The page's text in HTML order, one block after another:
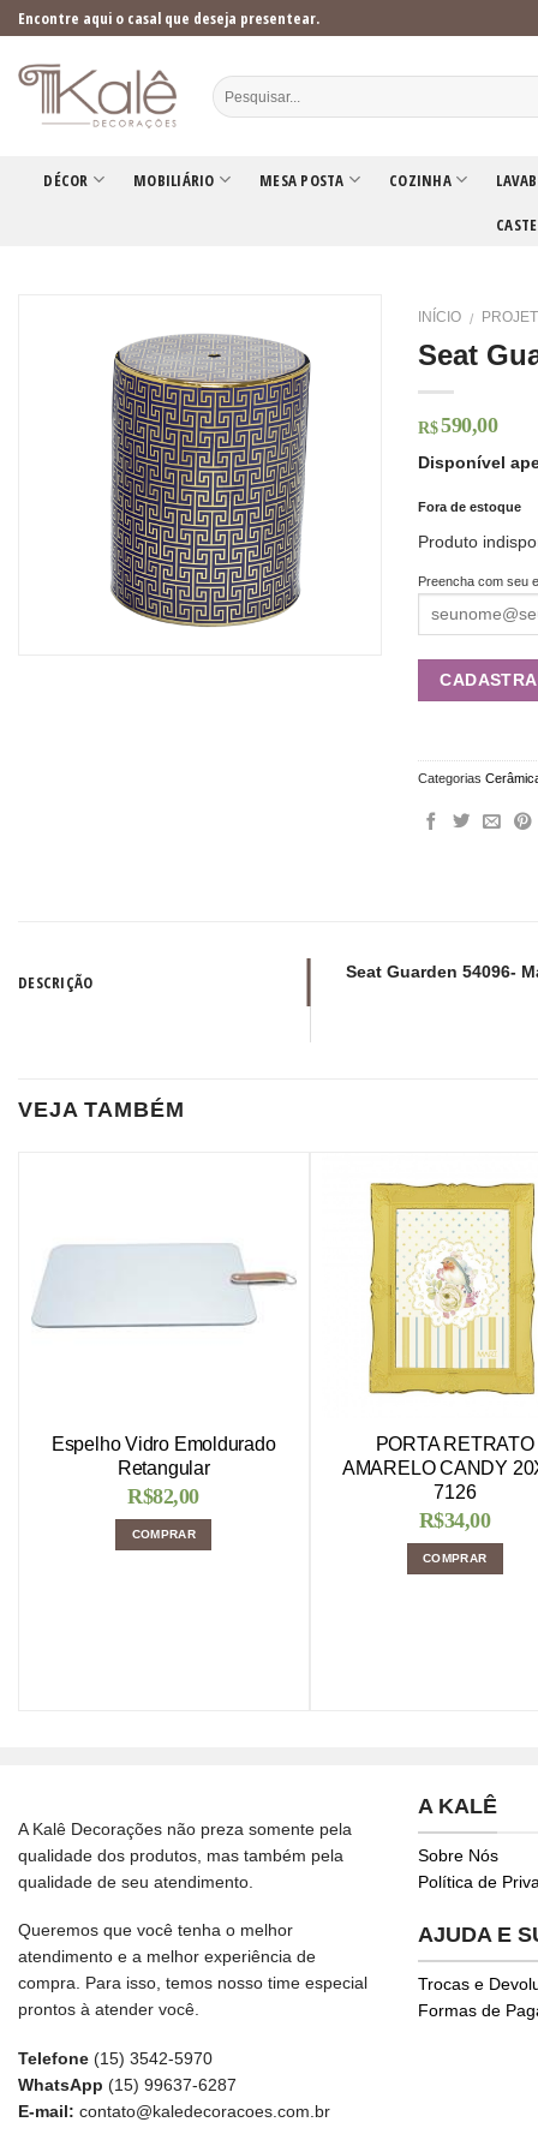
Skip
to
content
Encontre aqui o casal que deseja presentear.
DÉCOR MOBILIÁRIO MESA POSTA COZINHA
INÍCIO /
Seat
R$ 590,00
Disponível
Fora de estoque
Produto
Preencha com seu
Categorias
DESCRIÇÃO Seat Guarden 54096-
VEJA TAMBÉM
Espelho Vidro Emoldurado
Retangular
R$82,00
COMPRAR
PORTA RETRATO
AMARELO CANDY
7126
R$34,00
COMPRAR
A Kalê Decorações não preza somente pela
qualidade dos produtos, mas também pela
qualidade de seu atendimento.
Queremos que você tenha o melhor
atendimento e a melhor experiência de
compra. Para isso, temos nosso time especial
prontos à atender você.
Telefone (15) 3542-5970
WhatsApp (15) 99637-6287
E-mail: contato@kaledecoracoes.com.br
A KALÊ
Sobre Nós
Política de
AJUDA E
Trocas e
Formas de